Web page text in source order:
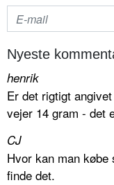
Nyeste
henrik
Er det rigtigt
vejer 14 gram - det
CJ
Hvor kan man
finde det.